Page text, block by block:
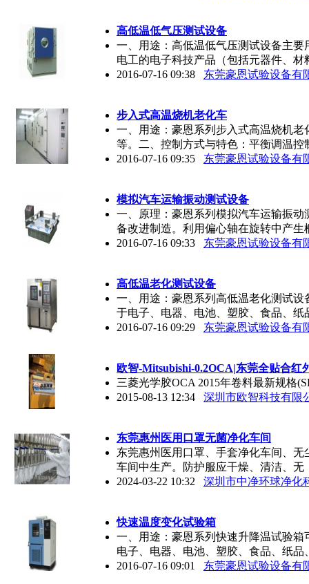
高低温低气压测试设备
一、用途：高低温低气压测试设备主
电工的电子科技产品（包括元器件、材
2016-07-16 09:38
东莞豪恩试验设备有
步入式高温烧机老化车
一、用途：豪恩系列步入式高温烧机
等。二、控制方式与特色：平衡调温控
2016-07-16 09:35
东莞豪恩试验设备有
模拟汽车运输振动测试设备
一、原理：豪恩系列模拟汽车运输振
备改进制造。利用偏心轴在旋转中产生
2016-07-16 09:33
东莞豪恩试验设备有
高低温老化测试设备
一、用途：豪恩系列高低温老化测试
于电子、电器、电池、塑胶、食品、纸
2016-07-16 09:29
东莞豪恩试验设备有
欧智-Mitsubishi-0.2OCA|东莞全贴合红
三菱光学胶OCA 2015年卷料最新规格
2015-08-13 12:34
深圳市欧智科技有限
东莞惠州医用口罩无菌净化车间
东莞惠州医用口罩、手套净化车间、
车间中生产。防护服应干燥、清洁、无
2024-03-22 10:32
深圳市中净环球净化
快速温度变化试验箱
一、用途：豪恩系列快速升降温试验
电子、电器、电池、塑胶、食品、纸品
2016-07-16 09:01
东莞豪恩试验设备有